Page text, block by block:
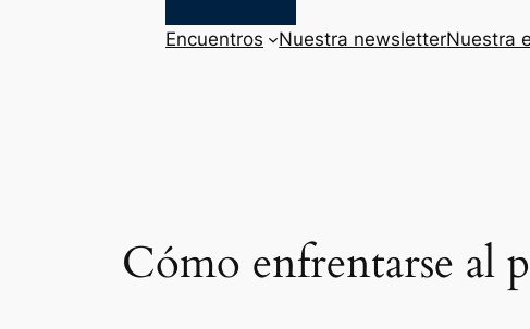
Encuentros Nuestra newsletterNuestra
Cómo enfrentarse al